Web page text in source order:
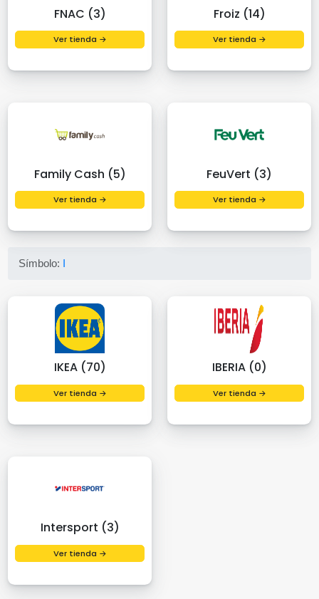
FNAC (3)
Ver tienda →
Froiz (14)
Ver tienda →
Family Cash (5)
Ver tienda →
FeuVert (3)
Ver tienda →
Símbolo: I
IKEA (70)
Ver tienda →
IBERIA (0)
Ver tienda →
Intersport (3)
Ver tienda →